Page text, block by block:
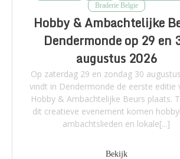
Braderie Belgie
Hobby & Ambachtelijke
Dendermonde op 29 en
augustus 2026
Op zaterdag 29 en zondag 30
vindt in Dendermonde de eerste editie
Hobby & Ambachtelijke Beurs plaats.
dit creatieve evenement komen
ambachtslieden en lokale[...]
Bekijk